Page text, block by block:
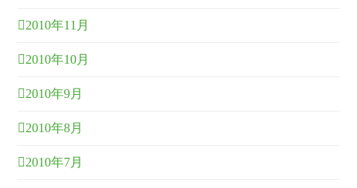
2010年11月
2010年10月
2010年9月
2010年8月
2010年7月